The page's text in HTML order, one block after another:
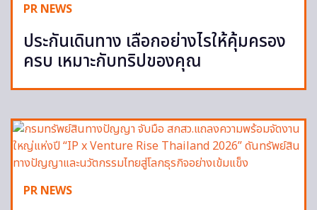
PR NEWS
ประกันเดินทาง เลือกอย่างไรให้คุ้มครอง
ครบ เหมาะกับทริปของคุณ
PR NEWS